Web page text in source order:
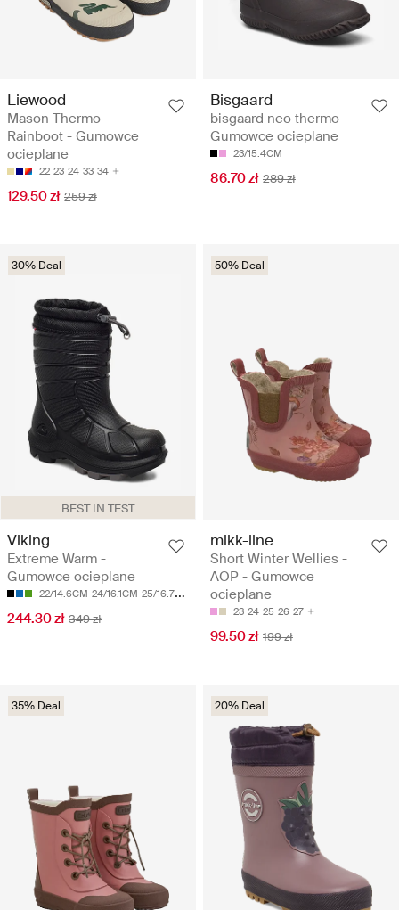
Liewood
Mason Thermo
Rainboot - Gumowce
ocieplane
22 23 24 33 34
129.50 zł 259 zł
Bisgaard
bisgaard neo thermo -
Gumowce ocieplane
23/15.4CM
86.70 zł 289 zł
BEST IN TEST
30% Deal
Viking
Extreme Warm -
Gumowce ocieplane
22/14.6CM 24/16.1CM 25/16.7CM 28/18.7CM 29/19.3CM
244.30 zł 349 zł
50% Deal
mikk-line
Short Winter Wellies -
AOP - Gumowce
ocieplane
23 24 25 26 27
99.50 zł 199 zł
35% Deal 20% Deal